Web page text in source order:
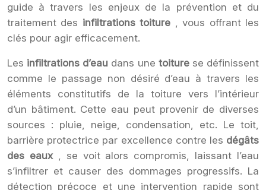
guide à travers les enjeux de la prévention et du
traitement des infiltrations toiture
, vous offrant les
clés pour agir efficacement.
Les infiltrations d’eau dans une toiture se définissent
comme le passage non désiré d’eau à travers les
éléments constitutifs de la toiture vers l’intérieur
d’un bâtiment. Cette eau peut provenir de diverses
sources : pluie, neige, condensation, etc. Le toit,
barrière protectrice par excellence contre les dégâts
des eaux
, se voit alors compromis, laissant l’eau
s’infiltrer et causer des dommages progressifs. La
détection précoce et une intervention rapide sont